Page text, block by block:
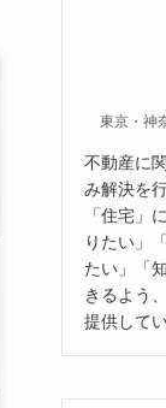
東京・神
不動産に
み解決を
「住宅」
りたい」
たい」「
きるよう
提供してい